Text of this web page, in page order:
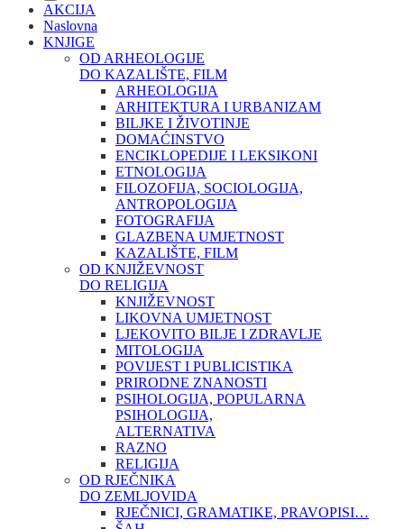
AKCIJA
Naslovna
KNJIGE
OD ARHEOLOGIJE
DO KAZALIŠTE, FILM
ARHEOLOGIJA
ARHITEKTURA I URBANIZAM
BILJKE I ŽIVOTINJE
DOMAĆINSTVO
ENCIKLOPEDIJE I LEKSIKONI
ETNOLOGIJA
FILOZOFIJA, SOCIOLOGIJA,
ANTROPOLOGIJA
FOTOGRAFIJA
GLAZBENA UMJETNOST
KAZALIŠTE, FILM
OD KNJIŽEVNOST
DO RELIGIJA
KNJIŽEVNOST
LIKOVNA UMJETNOST
LJEKOVITO BILJE I ZDRAVLJE
MITOLOGIJA
POVIJEST I PUBLICISTIKA
PRIRODNE ZNANOSTI
PSIHOLOGIJA, POPULARNA
PSIHOLOGIJA,
ALTERNATIVA
RAZNO
RELIGIJA
OD RJEČNIKA
DO ZEMLJOVIDA
RJEČNICI, GRAMATIKE, PRAVOPISI…